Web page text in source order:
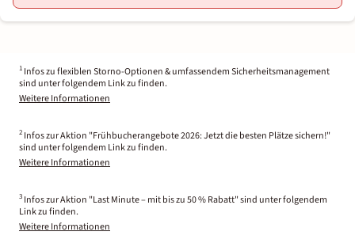
1 Infos zu flexiblen Storno-Optionen & umfassendem Sicherheitsmanagement
sind unter folgendem Link zu finden.
Weitere Informationen
2 Infos zur Aktion "Frühbucherangebote 2026: Jetzt die besten Plätze sichern!"
sind unter folgendem Link zu finden.
Weitere Informationen
3 Infos zur Aktion "Last Minute – mit bis zu 50 % Rabatt" sind unter folgendem
Link zu finden.
Weitere Informationen